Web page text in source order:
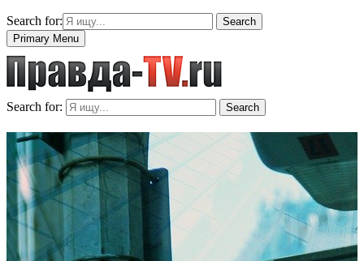
Search for:
Search
Primary Menu
Search for: Search